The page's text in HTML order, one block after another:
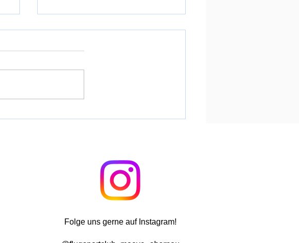
Folge uns gerne auf Instagram!